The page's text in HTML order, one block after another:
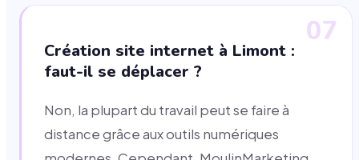
07
Création site internet à Limont :
faut-il se déplacer ?
Non, la plupart du travail peut se faire à
distance grâce aux outils numériques